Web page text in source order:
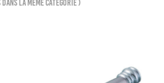
la même catégorie )